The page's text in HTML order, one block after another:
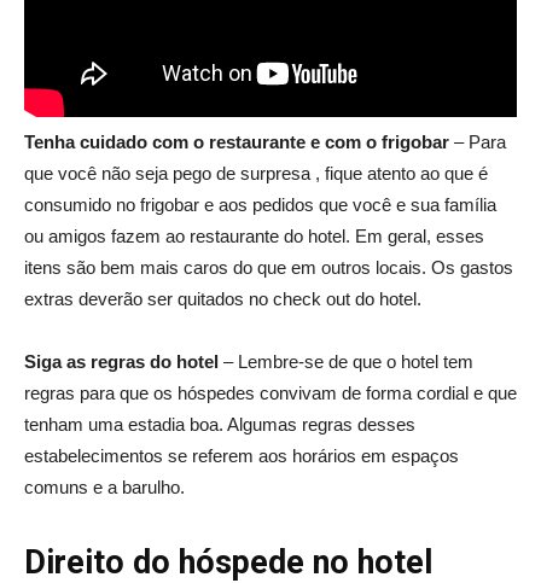
Tenha cuidado com o restaurante e com o frigobar – Para
que você não seja pego de surpresa , fique atento ao que é
consumido no frigobar e aos pedidos que você e sua família
ou amigos fazem ao restaurante do hotel. Em geral, esses
itens são bem mais caros do que em outros locais. Os gastos
extras deverão ser quitados no check out do hotel.
Siga as regras do hotel – Lembre-se de que o hotel tem
regras para que os hóspedes convivam de forma cordial e que
tenham uma estadia boa. Algumas regras desses
estabelecimentos se referem aos horários em espaços
comuns e a barulho.
Direito do hóspede no hotel